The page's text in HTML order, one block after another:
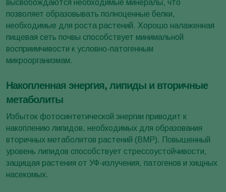
высвобождаются необходимые минералы, что
позволяет образовывать полноценные белки,
необходимые для роста растений. Хорошо налаженная
пищевая сеть почвы способствует минимальной
восприимчивости к условно-патогенным
микроорганизмам.
Накопленная энергия, липиды и вторичные
метаболиты
Избыток фотосинтетической энергии приводит к
накоплению липидов, необходимых для образования
вторичных метаболитов растений (ВМР). Повышенный
уровень липидов способствует стрессоустойчивости,
защищая растения от УФ-излучения, патогенов и хищных
насекомых.